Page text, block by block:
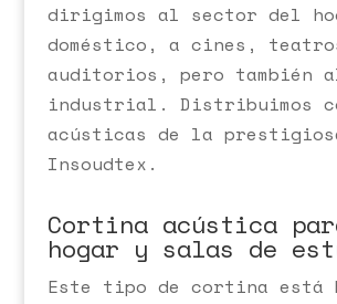
dirigimos al sector del
doméstico, a cines,
auditorios, pero también
industrial. Distribuimos
acústicas de la
Insoudtex.
Cortina acústica
hogar y salas de
Este tipo de cortina está